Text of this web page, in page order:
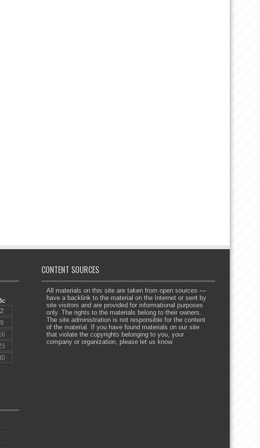
2
9
CONTENT SOURCES
All materials on this site are taken from open sources —
have a backlink to the material on the Internet or sent by
site visitors and are provided for informational purposes
only. The rights to the materials belong to their owners.
The site administration is not responsible for the content
of the material. If you have found materials on our site
that violate the copyrights belonging to you, your
company or organization, please let us know.